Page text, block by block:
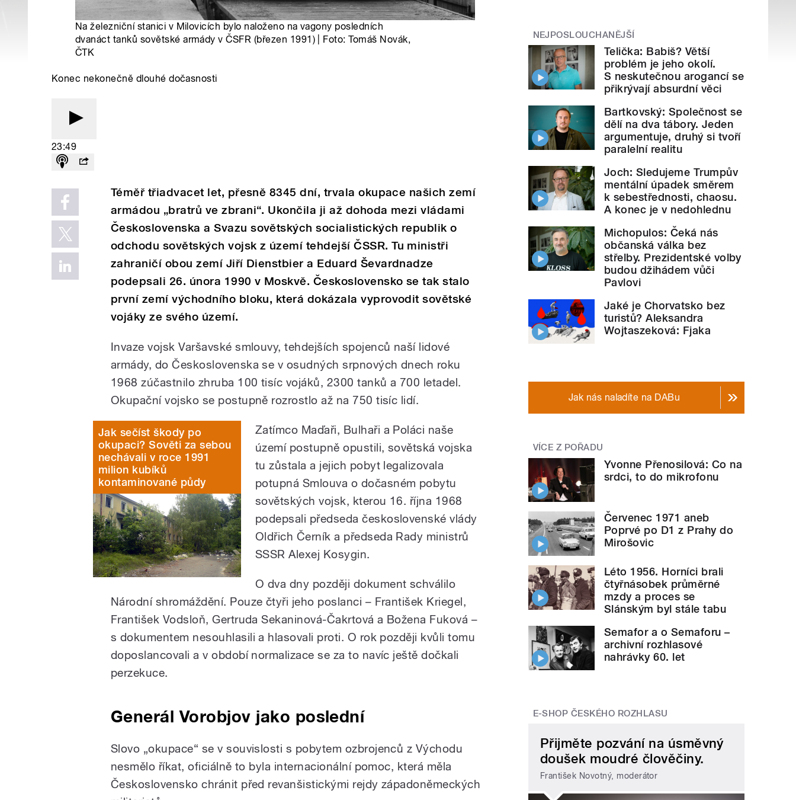
Na železniční stanici v Milovicích bylo naloženo na vagony posledních
dvanáct tanků sovětské armády v ČSFR (březen 1991) | Foto: Tomáš Novák,
ČTK
Konec nekonečně dlouhé dočasnosti
23:49
Téměř třiadvacet let, přesně 8345 dní, trvala okupace našich zemí
armádou „bratrů ve zbrani“. Ukončila ji až dohoda mezi vládami
Československa a Svazu sovětských socialistických republik o
odchodu sovětských vojsk z území tehdejší ČSSR. Tu ministři
zahraničí obou zemí Jiří Dienstbier a Eduard Ševardnadze
podepsali 26. února 1990 v Moskvě. Československo se tak stalo
první zemí východního bloku, která dokázala vyprovodit sovětské
vojáky ze svého území.
Invaze vojsk Varšavské smlouvy, tehdejších spojenců naší lidové
armády, do Československa se v osudných srpnových dnech roku
1968 zúčastnilo zhruba 100 tisíc vojáků, 2300 tanků a 700 letadel.
Okupační vojsko se postupně rozrostlo až na 750 tisíc lidí.
Jak sečíst škody po
okupaci? Sověti za sebou
nechávali v roce 1991
milion kubíků
kontaminované půdy
Zatímco Maďaři, Bulhaři a Poláci naše
území postupně opustili, sovětská vojska
tu zůstala a jejich pobyt legalizovala
potupná Smlouva o dočasném pobytu
sovětských vojsk, kterou 16. října 1968
podepsali předseda československé vlády
Oldřich Černík a předseda Rady ministrů
SSSR Alexej Kosygin.
O dva dny později dokument schválilo
Národní shromáždění. Pouze čtyři jeho poslanci – František Kriegel,
František Vodsloň, Gertruda Sekaninová-Čakrtová a Božena Fuková –
s dokumentem nesouhlasili a hlasovali proti. O rok později kvůli tomu
doposlancovali a v období normalizace se za to navíc ještě dočkali
perzekuce.
Generál Vorobjov jako poslední
Slovo „okupace“ se v souvislosti s pobytem ozbrojenců z Východu
nesmělo říkat, oficiálně to byla internacionální pomoc, která měla
Československo chránit před revanšistickými rejdy západoněmeckých
NEJPOSLOUCHANĚJŠÍ
Telička: Babiš? Větší
problém je jeho okolí.
S neskutečnou arogancí se
přikrývají absurdní věci
Bartkovský: Společnost se
dělí na dva tábory. Jeden
argumentuje, druhý si tvoří
paralelní realitu
Joch: Sledujeme Trumpův
mentální úpadek směrem
k sebestřednosti, chaosu.
A konec je v nedohlednu
Michopulos: Čeká nás
občanská válka bez
střelby. Prezidentské volby
budou džihádem vůči
Pavlovi
Jaké je Chorvatsko bez
turistů? Aleksandra
Wojtaszeková: Fjaka
Jak nás naladíte na DABu
VÍCE Z POŘADU
Yvonne Přenosilová: Co na
srdci, to do mikrofonu
Červenec 1971 aneb
Poprvé po D1 z Prahy do
Mirošovic
Léto 1956. Horníci brali
čtyřnásobek průměrné
mzdy a proces se
Slánským byl stále tabu
Semafor a o Semaforu –
archivní rozhlasové
nahrávky 60. let
E-SHOP ČESKÉHO ROZHLASU
Přijměte pozvání na úsměvný
doušek moudré člověčiny.
František Novotný, moderátor